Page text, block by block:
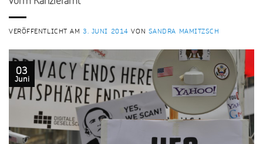
VERÖFFENTLICHT AM3. JUNI 2014 VON SANDRA MAMITZSCH
03
Juni